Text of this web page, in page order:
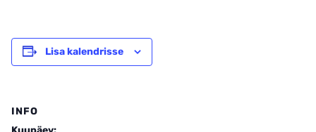
Lisa kalendrisse
INFO